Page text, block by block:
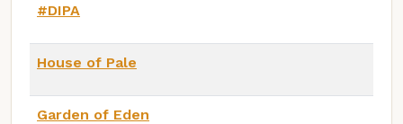
#DIPA
House of Pale
Garden of Eden